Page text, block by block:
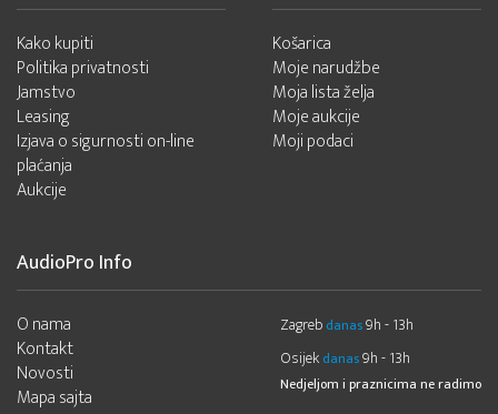
Kako kupiti
Politika privatnosti
Jamstvo
Leasing
Izjava o sigurnosti on-line
plaćanja
Aukcije
Košarica
Moje narudžbe
Moja lista želja
Moje aukcije
Moji podaci
AudioPro Info
O nama
Kontakt
Novosti
Mapa sajta
Zagreb danas9h - 13h
Osijek danas9h - 13h
Nedjeljom i praznicima ne radimo